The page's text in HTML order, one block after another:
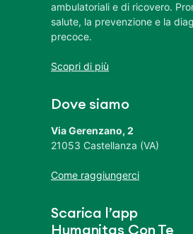
ambulatoriali e di ricovero.
salute, la prevenzione e la
precoce.
Scopri di più
Dove siamo
Via Gerenzano, 2
21053 Castellanza (VA)
Come raggiungerci
Scarica l’app
Humanitas Con Te